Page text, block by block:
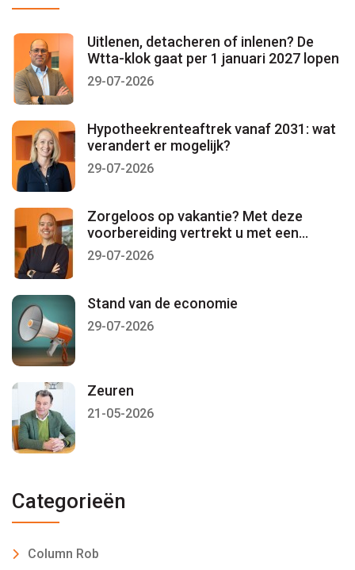
Uitlenen, detacheren of inlenen? De
Wtta-klok gaat per 1 januari 2027 lopen
29-07-2026
Hypotheekrenteaftrek vanaf 2031: wat
verandert er mogelijk?
29-07-2026
Zorgeloos op vakantie? Met deze
voorbereiding vertrekt u met een
gerust gevoel
29-07-2026
Stand van de economie
29-07-2026
Zeuren
21-05-2026
Categorieën
Column Rob